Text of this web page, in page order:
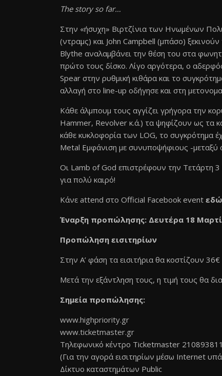
The story so far…
Στην «ήσυχη» Βιρτζίνια των Ηνωμένων
(ντραμς) και John Campbell (μπάσο)
Blythe αναλαμβάνει την θέση του στα
πρώτο τους δίσκο. Λίγο αργότερα, ο
Spear στην ρυθμική κιθάρα και το
αλλαγή στο line-up οδήγησε και στη
Κάθε άλμπουμ τους αγγίζει γρήγορα την
Hammer, Revolver κ.ά.) τα ψηφίζουν ως τα
κάθε κυκλοφορία των LOG, το συγκρότημα
Metal Εμφάνιση με συνυποψήφιους -μεταξύ
Οι Lamb of God επιστρέφουν την Τετάρτη
για πολύ καιρό!
Κάνε attend στο Official Facebook event εδώ
Έναρξη προπώλησης: Δευτέρα 18
Προπώληση εισιτηρίων
Στην Α’ φάση τα εισιτήρια θα κοστίζουν 36€
Μετά την εξάντληση τους, η τιμή τους θα
Σημεία προπώλησης:
www.highpriority.gr
www.ticketmaster.gr
Τηλεφωνικό κέντρο Ticketmaster
(Για την αγορά εισιτηρίων μέσω Internet
Δίκτυο καταστημάτων Public